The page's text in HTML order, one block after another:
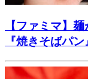
【ファミマ】
『焼きそばパン